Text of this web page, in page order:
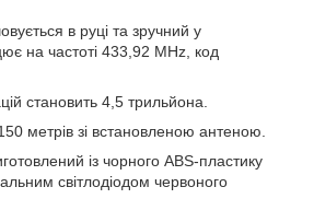
в руці та зручний у
на частоті 433,92 MHz, код
становить 4,5 трильйона.
метрів зі встановленою антеною.
із чорного ABS-пластику
світлодіодом червоного